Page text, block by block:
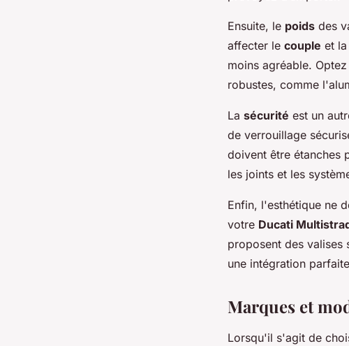
Ensuite, le poids des
affecter le couple et la
moins agréable.
robustes, comme
La sécurité est un
de verrouillage
doivent être étanches
les joints et les
Enfin, l'esthétique ne
votre Ducati
proposent des valises
une intégration
Marques et
Lorsqu'il s'agit de